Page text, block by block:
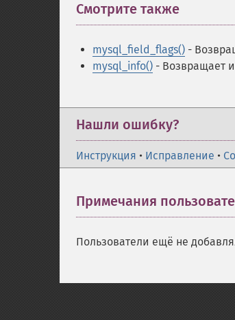
Смотрите также
mysql_field_flags() -
mysql_info() - Возвращает
Нашли ошибку?
Инструкция • Исправление •
Примечания
Пользователи ещё не